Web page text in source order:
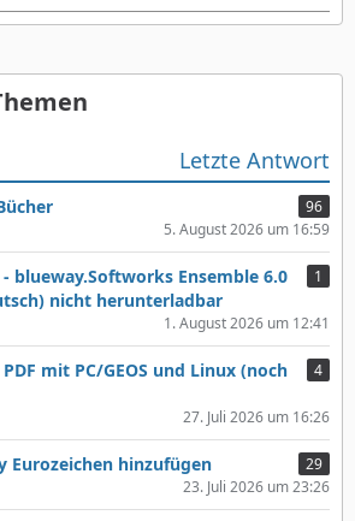
Letzte Antwort
96
5. August 2026 um 16:59
blueway.Softworks Ensemble 6.0
nicht herunterladbar
1
1. August 2026 um 12:41
mit PC/GEOS und Linux (noch
4
27. Juli 2026 um 16:26
Eurozeichen hinzufügen
29
23. Juli 2026 um 23:26